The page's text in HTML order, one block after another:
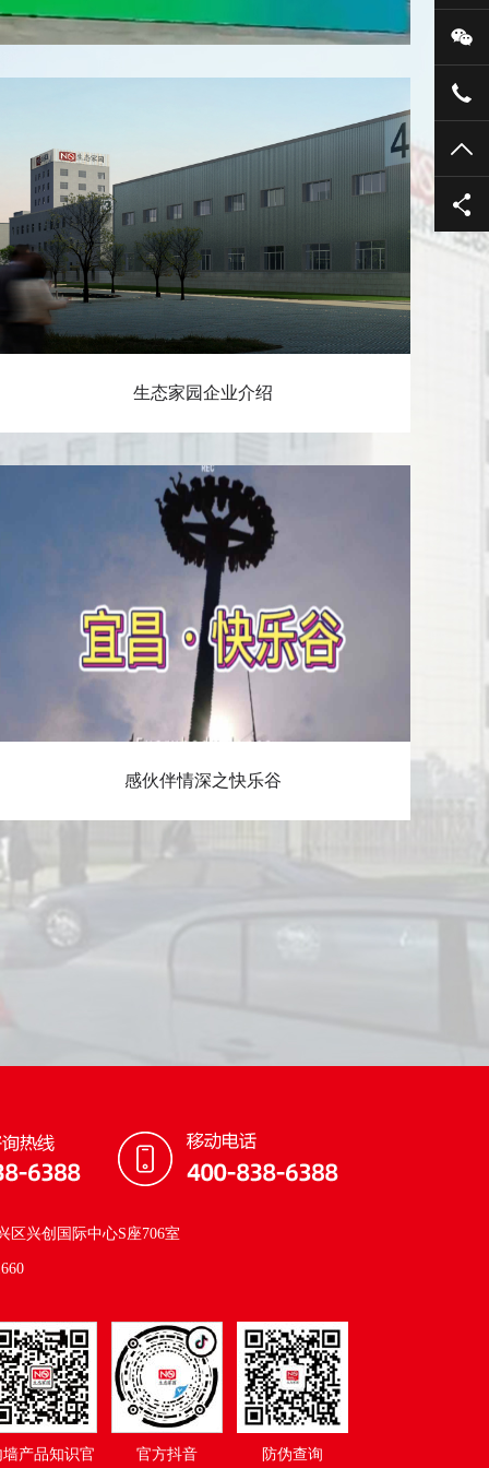
生态家园企业介绍
感伙伴情深之快乐谷
区兴创国际中心S座706室
墙产品知识官 官方抖音 防伪查询
微